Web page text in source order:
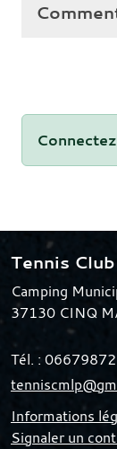
Tennis
Camping
37130 CINQ
Tél. :
Informations
Signaler un